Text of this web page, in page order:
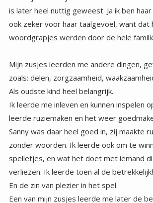
is later heel nuttig geweest. Ja ik ben
ook zeker voor haar taalgevoel, want dat
woordgrapjes werden door de hele
Mijn zusjes leerden me andere dingen,
zoals: delen, zorgzaamheid,
Als oudste kind heel belangrijk.
Ik leerde me inleven en kunnen inspelen
leerde ruziemaken en het weer
Sanny was daar heel goed in, zij maakte
zonder woorden. Ik leerde ook om te
spelletjes, en wat het doet met iemand
verliezen. Ik leerde toen al de
En de zin van plezier in het spel.
Een van mijn zusjes leerde me later de